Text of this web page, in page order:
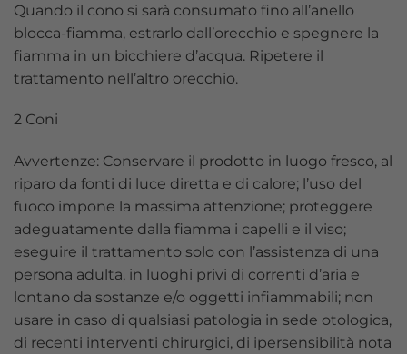
Quando il cono si sarà consumato fino all’anello
blocca-fiamma, estrarlo dall’orecchio e spegnere la
fiamma in un bicchiere d’acqua. Ripetere il
trattamento nell’altro orecchio.
2 Coni
Avvertenze: Conservare il prodotto in luogo fresco, al
riparo da fonti di luce diretta e di calore; l’uso del
fuoco impone la massima attenzione; proteggere
adeguatamente dalla fiamma i capelli e il viso;
eseguire il trattamento solo con l’assistenza di una
persona adulta, in luoghi privi di correnti d’aria e
lontano da sostanze e/o oggetti infiammabili; non
usare in caso di qualsiasi patologia in sede otologica,
di recenti interventi chirurgici, di ipersensibilità nota